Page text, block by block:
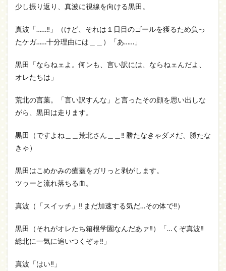
少し振り返り、真波に視線を向ける黒田。
真波「……‼」（けど、それは１日目のゴールを獲るため負っ
たケガ……十分理由には＿＿）「あ……」
黒田「ならねェよ。何ンも、言い訳には、ならねェんだよ、
オレたちは」
荒北の言葉。「言い訳すんな」と言ったその顔を思い出しな
がら、黒田は走ります。
黒田（ですよね＿＿荒北さん＿＿‼ 勝たなきゃダメだ、勝たな
きゃ）
黒田はこめかみの瘡蓋をガリっと剥がします。
ツゥーと流れ落ちる血。
真波（「スイッチ」‼ まだ加速する気だ…その体で‼）
黒田（それがオレたち箱根学園なんだあァ‼）「…くぞ真波‼
総北に一気に追いつくぞォ‼」
真波「はい‼」